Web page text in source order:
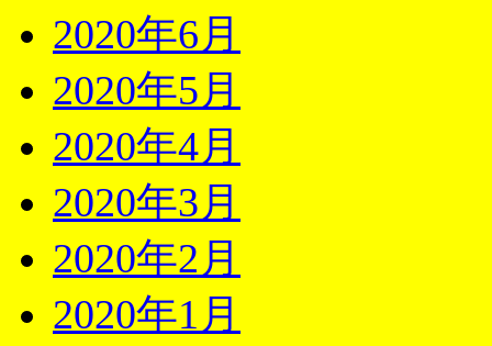
2020年6月
2020年5月
2020年4月
2020年3月
2020年2月
2020年1月